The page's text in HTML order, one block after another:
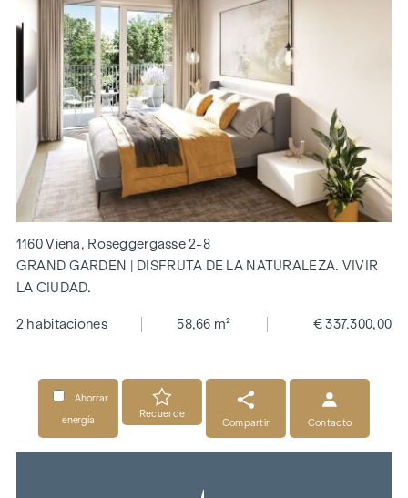
1160 Viena, Roseggergasse 2-8
GRAND GARDEN | DISFRUTA DE LA NATURALEZA. VIVIR
LA CIUDAD.
2 habitaciones 58,66 m² € 337.300,00
Ahorrar
energía
Recuerde
Compartir
Contacto